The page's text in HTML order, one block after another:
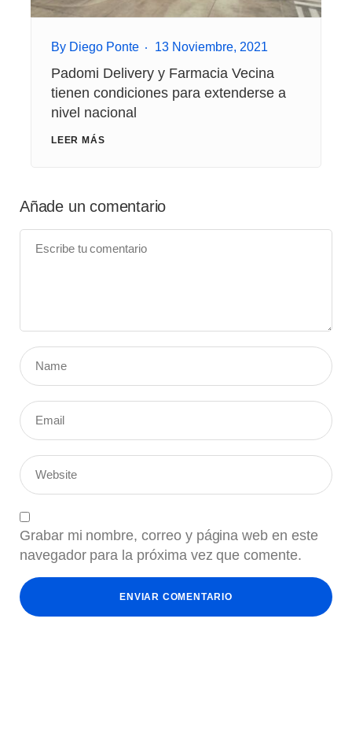
By Diego Ponte 13 Noviembre, 2021
Padomi Delivery y Farmacia Vecina
tienen condiciones para extenderse a
nivel nacional
LEER MÁS
Añade un comentario
Grabar mi nombre, correo y página web en este
navegador para la próxima vez que comente.